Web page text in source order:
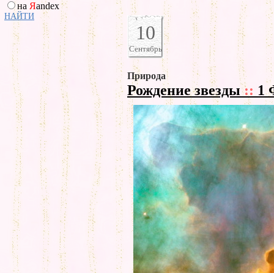
на Яandex
НАЙТИ
10
Сентябрь
Природа
Рождение звезды:: 1